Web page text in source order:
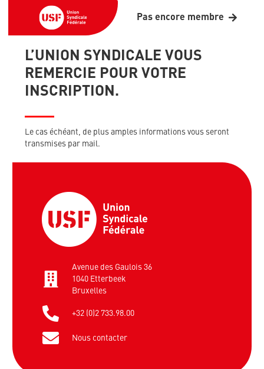
Pas encore membre
L’UNION SYNDICALE VOUS
REMERCIE POUR VOTRE
INSCRIPTION.
Le cas échéant, de plus amples informations vous seront
transmises par mail.
Avenue des Gaulois 36
1040 Etterbeek
Bruxelles
+32 (0)2 733.98.00
Nous contacter